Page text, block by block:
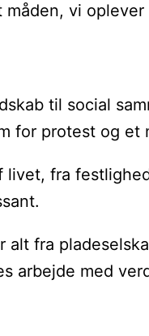
vi oplever
til social
protest og
fra
fra
arbejde med